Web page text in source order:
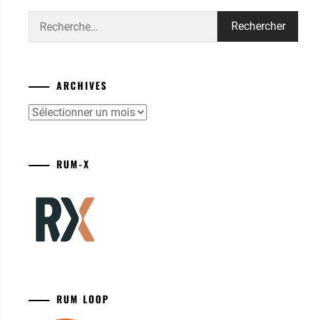
ARCHIVES
Archives
RUM-X
RUM LOOP